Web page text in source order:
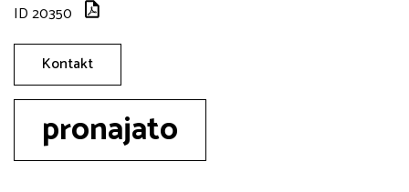
ID 20350
Kontakt
pronajato